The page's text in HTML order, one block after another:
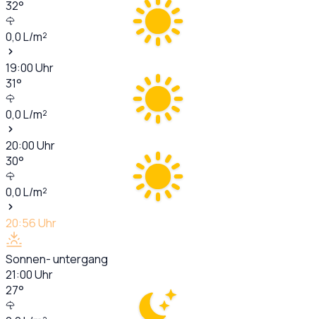
32°
0,0L/m²
19:00Uhr
31°
0,0L/m²
20:00Uhr
30°
0,0L/m²
20:56Uhr
Sonnen- untergang
21:00Uhr
27°